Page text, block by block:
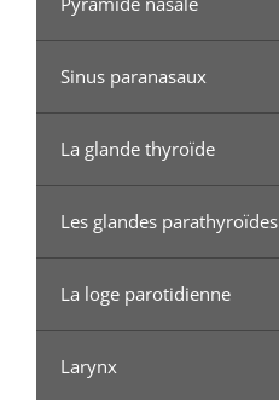
Sinus paranasaux
La glande thyroïde
Les glandes parathyroïdes
La loge parotidienne
Larynx